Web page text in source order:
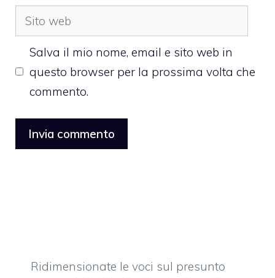
Sito
web
Salva il mio nome, email e sito web in
questo browser per la prossima volta che
commento.
Ridimensionate le voci sul presunto